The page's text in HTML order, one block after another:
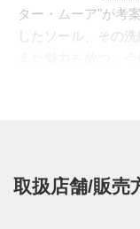
ター・ムーア"が考
したソール、その
半透明のクリア素材
取扱店舗/販売